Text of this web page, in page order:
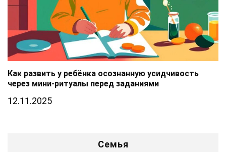
Как развить у ребёнка осознанную усидчивость
через мини-ритуалы перед заданиями
12.11.2025
Семья